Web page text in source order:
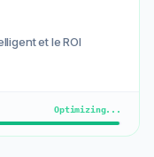
et le ROI
Optimizing...